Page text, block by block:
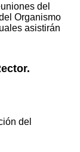
del
Organismo
asistirán
del